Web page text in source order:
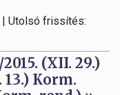
| Utolsó frissítés:
(XII. 29.)
13.) Korm.